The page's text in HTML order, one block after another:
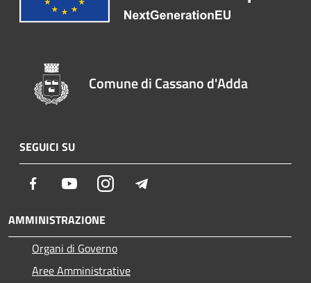
Comune di Cassano d'Adda
SEGUICI SU
Facebook YoutubeInstagram
AMMINISTRAZIONE
Organi di Governo
Aree Amministrative